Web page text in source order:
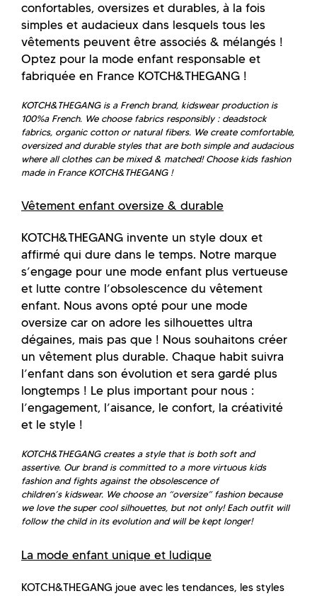
confortables, oversizes et durables, à la fois
simples et audacieux dans lesquels tous les
vêtements peuvent être associés & mélangés !
Optez pour la mode enfant responsable et
fabriquée en France KOTCH&THEGANG !
KOTCH&THEGANG is a French brand, kidswear production is
100%a French. We choose fabrics responsibly : deadstock
fabrics, organic cotton or natural fibers. We create comfortable,
oversized and durable styles that are both simple and audacious
where all clothes can be mixed & matched!Choose kids fashion
made in France KOTCH&THEGANG !
Vêtement enfant oversize & durable
KOTCH&THEGANG invente un style doux et
affirmé qui dure dans le temps. Notre marque
s’engage pour une mode enfant plus vertueuse
et lutte contre l’obsolescence du vêtement
enfant. Nous avons opté pour une mode
oversize car on adore les silhouettes ultra
dégaines, mais pas que ! Nous souhaitons créer
un vêtement plus durable. Chaque habit suivra
l’enfant dans son évolution et sera gardé plus
longtemps ! Le plus important pour nous :
l’engagement, l’aisance, le confort, la créativité
et le style !
KOTCH&THEGANG creates a style that is both soft and
assertive. Our brand is committed to a more virtuous kids
fashion and fights against the obsolescence of
children’s kidswear. We choose an “oversize” fashion because
we love the super cool silhouettes, but not only! Each outfit will
follow the child in its evolution and will be kept longer!
La mode enfant unique et ludique
KOTCH&THEGANG joue avec les tendances, les styles